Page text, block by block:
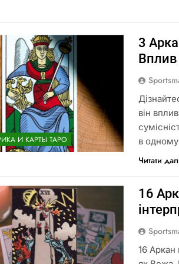
Відпочинок
5 Місяців Тому
И КАРТЫ ТАРО
3
Вплив
він
в одному
Читати
16
16 Аркан